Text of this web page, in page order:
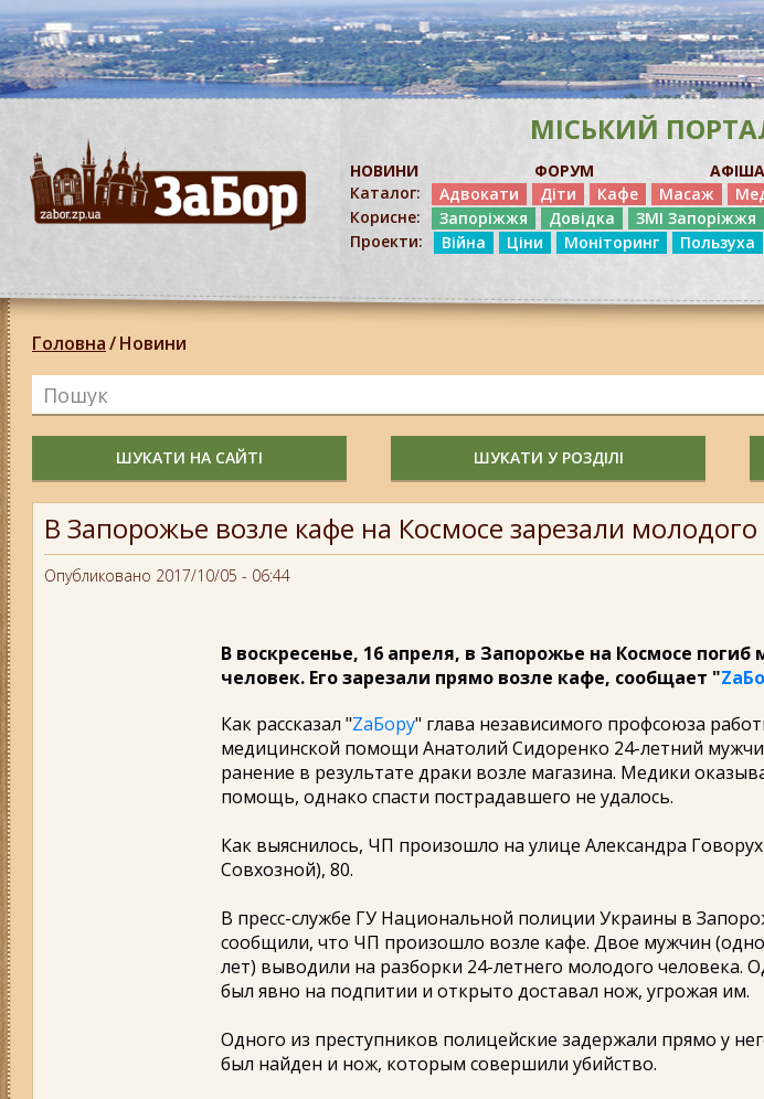
МІСЬКИЙ
НОВИНИ ФОРУМ АФІША
Каталог:
Адвокати Діти Кафе Масаж
Корисне:
Запоріжжя Довідка ЗМІ Запоріжжя
Проекти:
Війна Ціни Моніторинг Пользуха
Головна/Новини
ШУКАТИ НА САЙТІ ШУКАТИ У РОЗДІЛІ
В Запорожье возле кафе на Космосе зарезали молодого
Опубликовано 2017/10/05 - 06:44
В воскресенье, 16 апреля, в Запорожье на Космосе погиб
человек. Его зарезали прямо возле кафе, сообщает "
Как рассказал "ZаБору" глава независимого профсоюза
медицинской помощи Анатолий Сидоренко 24-летний
ранение в результате драки возле магазина. Медики
помощь, однако спасти пострадавшего не удалось.
Как выяснилось, ЧП произошло на улице Александра
Совхозной), 80.
В пресс-службе ГУ Национальной полиции Украины в
сообщили, что ЧП произошло возле кафе. Двое мужчин
лет) выводили на разборки 24-летнего молодого человека.
был явно на подпитии и открыто доставал нож, угрожая им.
Одного из преступников полицейские задержали прямо у
был найден и нож, которым совершили убийство.